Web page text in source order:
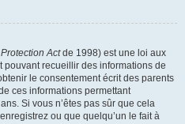
Actde 1998) est une loi aux
pouvant recueillir des informations de
le consentement écrit des parents
ces informations permettant
Si vous n’êtes pas sûr que cela
ou que quelqu’un le fait à